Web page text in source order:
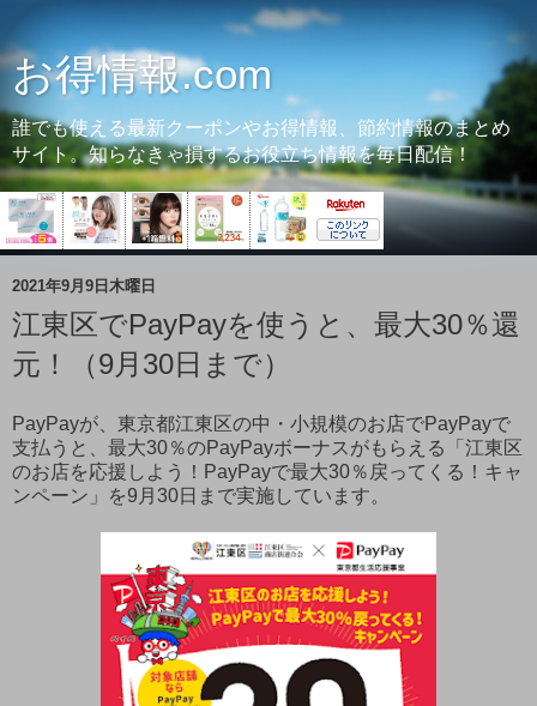
お得情報.com
誰でも使える最新クーポンやお得情報、節約情報のまとめ
サイト。知らなきゃ損するお役立ち情報を毎日配信！
2021年9月9日木曜日
江東区でPayPayを使うと、最大30％還
元！（9月30日まで）
PayPayが、東京都江東区の中・小規模のお店でPayPayで
支払うと、最大30％のPayPayボーナスがもらえる「江東区
のお店を応援しよう！PayPayで最大30％戻ってくる！キャ
ンペーン」を9月30日まで実施しています。